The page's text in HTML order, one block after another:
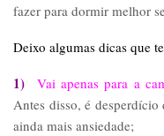
fazer para dormir melhor
Deixo algumas dicas que
1) Vai apenas para a
Antes disso, é
ainda mais ansiedade;